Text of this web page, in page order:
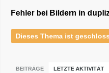
Fehler bei Bildern in
Dieses Thema ist
BEITRÄGE LETZTE AKTIVITÄT